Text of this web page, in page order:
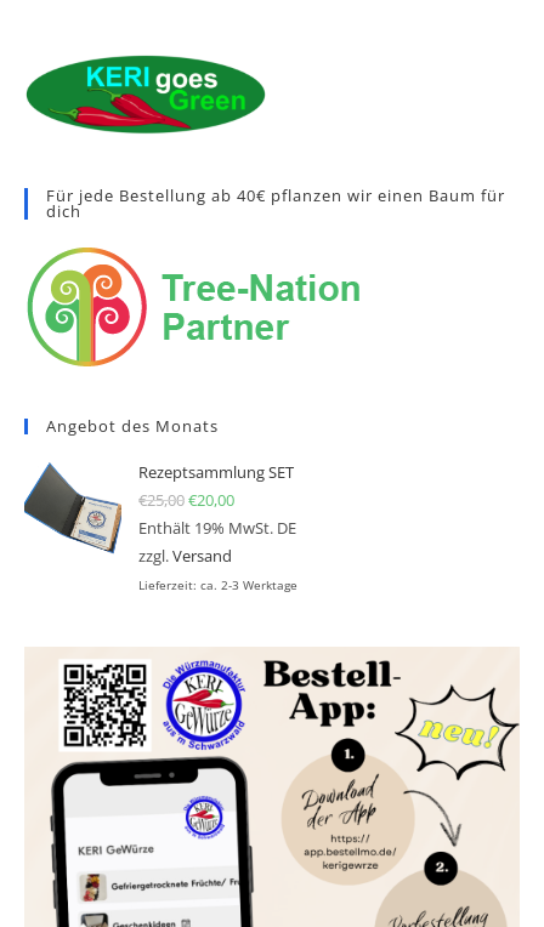
Für jede Bestellung ab 40€ pflanzen wir einen Baum für
dich
Angebot des Monats
Rezeptsammlung SET
€25,00Ursprünglicher Preis war: €25,00
€20,00Aktueller Preis ist: €20,00.
Enthält 19% MwSt. DE
zzgl.Versand
Lieferzeit: ca. 2-3 Werktage